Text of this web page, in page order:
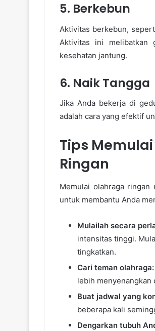
5. Berkebun
Aktivitas berkebun,
Aktivitas ini melibatkan
kesehatan jantung.
6. Naik Tangga
Jika Anda bekerja di
adalah cara yang efektif
Tips
Ringan
Memulai olahraga
untuk membantu Anda
Mulailah secara
intensitas tinggi.
tingkatkan.
Cari teman olahraga:
lebih menyenangkan
Buat jadwal yang
beberapa kali
Dengarkan tubuh